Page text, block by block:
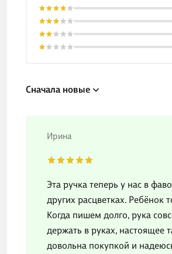
Сначала новые
Ирина
Эта ручка теперь у нас в
других расцветках. Ребёнок
Когда пишем долго, рука
держать в руках, настоящее
довольна покупкой и